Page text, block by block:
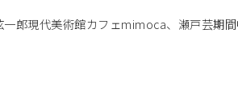
郎現代美術館カフェmimoca、瀬戸芸期間